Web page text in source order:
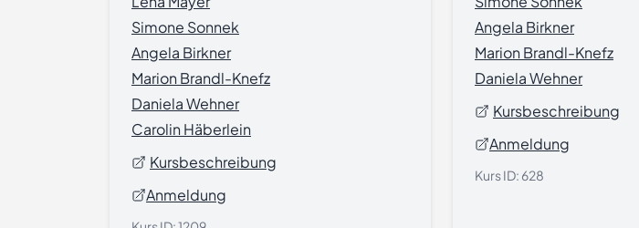
Simone Sonnek
Angela Birkner
Marion Brandl-Knefz
Daniela Wehner
Carolin Häberlein
Kursbeschreibung
Anmeldung
Angela Birkner
Marion Brandl-Knefz
Daniela Wehner
Kursbeschreibung
Anmeldung
Kurs ID: 628